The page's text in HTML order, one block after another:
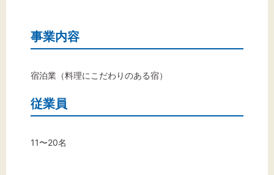
標準 拡大
背景色
事業内容
宿泊業（料理にこだわりのある宿）
従業員
11〜20名